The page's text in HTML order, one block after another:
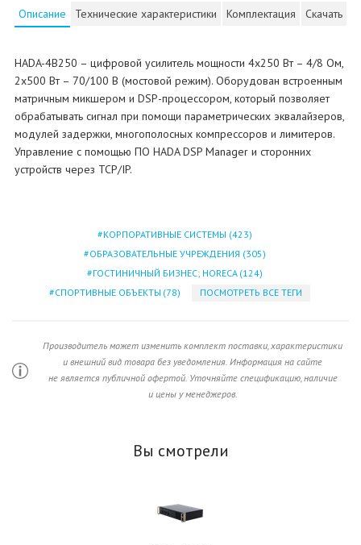
Описание Технические характеристики Комплектация Скачать
HADA-4B250 – цифровой усилитель мощности 4х250 Вт – 4/8 Ом,
2x500 Вт – 70/100 В (мостовой режим). Оборудован встроенным
матричным микшером и DSP-процессором, который позволяет
обрабатывать сигнал при помощи параметрических эквалайзеров,
модулей задержки, многополосных компрессоров и лимитеров.
Управление с помощью ПО HADA DSP Manager и сторонних
устройств через TCP/IP.
КОРПОРАТИВНЫЕ СИСТЕМЫ (423)
ОБРАЗОВАТЕЛЬНЫЕ УЧРЕЖДЕНИЯ (305)
ГОСТИНИЧНЫЙ БИЗНЕС; HORECA (124)
СПОРТИВНЫЕ ОБЪЕКТЫ (78) ПОСМОТРЕТЬ ВСЕ ТЕГИ
Производитель может изменить комплект поставки, характеристики
и внешний вид товара без уведомления. Информация на сайте
не является публичной офертой. Уточняйте спецификацию, наличие
и цены у менеджеров.
Вы смотрели